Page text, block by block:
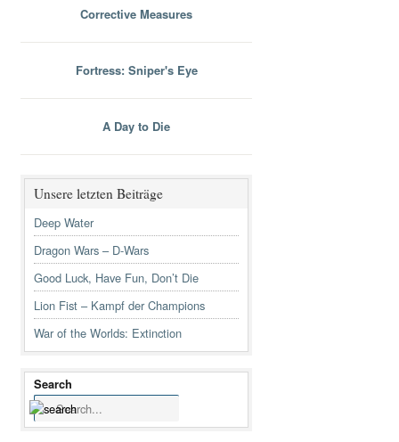
Corrective Measures
Fortress: Sniper's Eye
A Day to Die
Unsere letzten Beiträge
Deep Water
Dragon Wars – D-Wars
Good Luck, Have Fun, Don’t Die
Lion Fist – Kampf der Champions
War of the Worlds: Extinction
Search